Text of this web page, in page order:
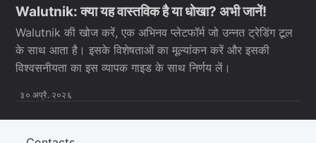
Walutnik: क्या यह वास्तविक है या धोखा? अभी जानें!
Walutnik की खोज करें, एक अभिनव प्लेटफॉर्म जो उन्नत ट्रेडिंग टूल
के साथ आता है। इसके विशेषताओं का मूल्यांकन करें और इसकी
विश्वसनीयता का इस व्यापक गाइड के साथ निर्णय लें।
३० अप्रै. २०२६